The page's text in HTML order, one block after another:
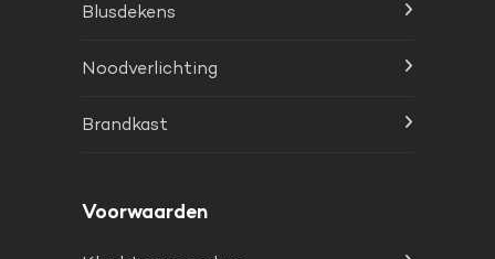
Blusdekens
Noodverlichting
Brandkast
Voorwaarden